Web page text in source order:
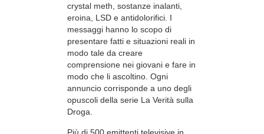
crystal meth, sostanze inalanti,
eroina, LSD e antidolorifici. I
messaggi hanno lo scopo di
presentare fatti e situazioni reali in
modo tale da creare
comprensione nei giovani e fare in
modo che li ascoltino. Ogni
annuncio corrisponde a uno degli
opuscoli della serie La Verità sulla
Droga.
Più di 500 emittenti televisive in